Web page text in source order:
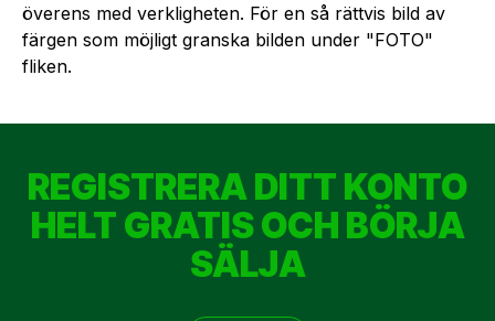
överens med verkligheten. För en så rättvis bild av
färgen som möjligt granska bilden under "FOTO"
fliken.
REGISTRERA DITT KONTO
HELT GRATIS OCH BÖRJA
SÄLJA